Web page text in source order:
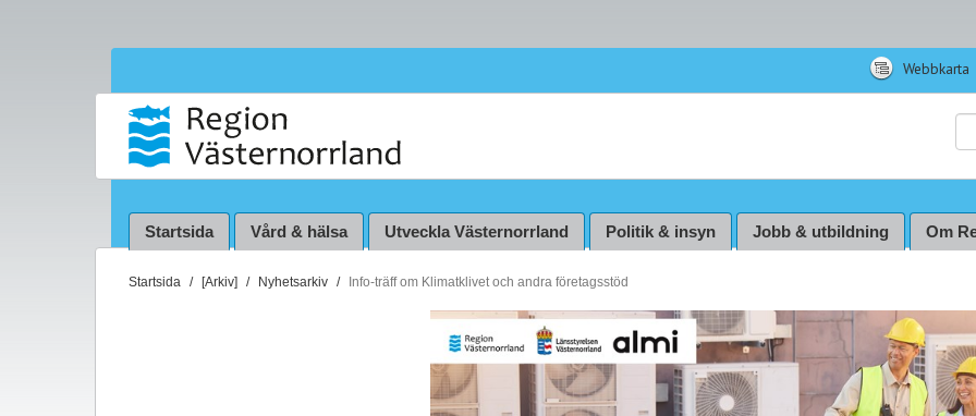
Webbkarta
Startsida Vård & hälsa Utveckla Västernorrland Politik & insyn Jobb & utbildning Om
D
Startsida [Arkiv] Nyhetsarkiv Info-träff om Klimatklivet och andra företagsstöd